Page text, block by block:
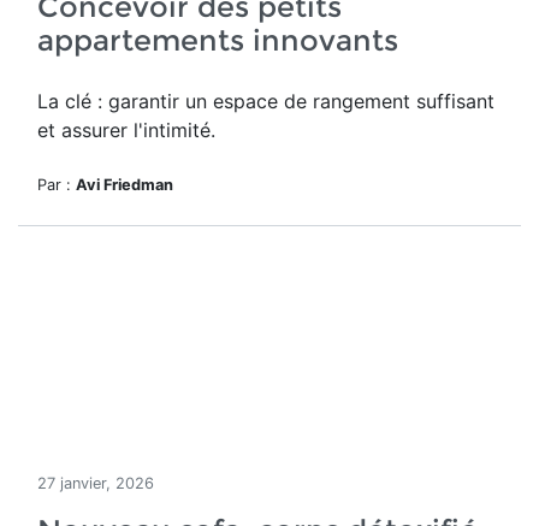
appartements innovants
La clé : garantir un espace de rangement suffisant
et assurer l'intimité.
Par : Avi Friedman
27 janvier, 2026